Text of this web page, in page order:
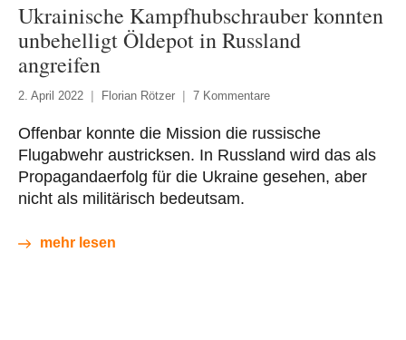
Ukrainische Kampfhubschrauber konnten
unbehelligt Öldepot in Russland
angreifen
2. April 2022 Florian Rötzer 7 Kommentare
Offenbar konnte die Mission die russische
Flugabwehr austricksen. In Russland wird das als
Propagandaerfolg für die Ukraine gesehen, aber
nicht als militärisch bedeutsam.
mehr lesen